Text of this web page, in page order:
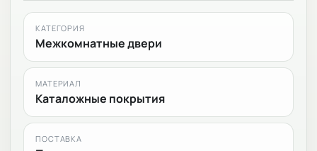
КАТЕГОРИЯ
Межкомнатные двери
МАТЕРИАЛ
Каталожные покрытия
ПОСТАВКА